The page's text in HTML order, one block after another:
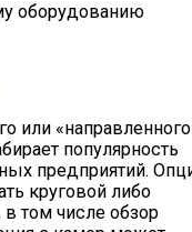
оборудованию
или
популярность
предприятий.
круговой либо
том числе обзор